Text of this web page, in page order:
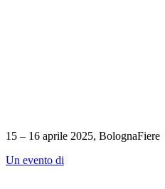
15 – 16 aprile 2025, BolognaFiere
Un evento di